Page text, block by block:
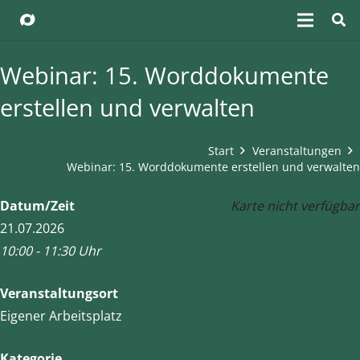
Webinar: 15. Worddokumente
erstellen und verwalten
Start
Veranstaltungen
Webinar: 15. Worddokumente erstellen und verwalten
Karte nicht verfügbar
Datum/Zeit
21.07.2026
10:00 - 11:30 Uhr
Veranstaltungsort
Eigener Arbeitsplatz